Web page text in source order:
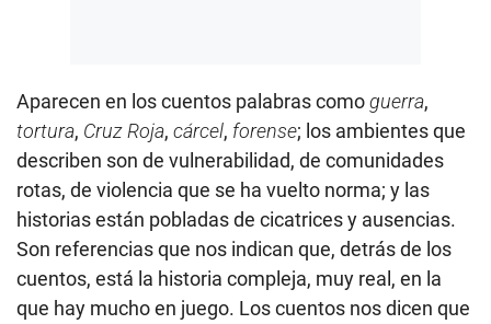
Aparecen en los cuentos palabras comoguerra,
tortura, Cruz Roja, cárcel, forense; los ambientes que
describen son de vulnerabilidad, de comunidades
rotas, de violencia que se ha vuelto norma; y las
historias están pobladas de cicatrices y ausencias.
Son referencias que nos indican que, detrás de los
cuentos, está la historia compleja, muy real, en la
que hay mucho en juego. Los cuentos nos dicen que